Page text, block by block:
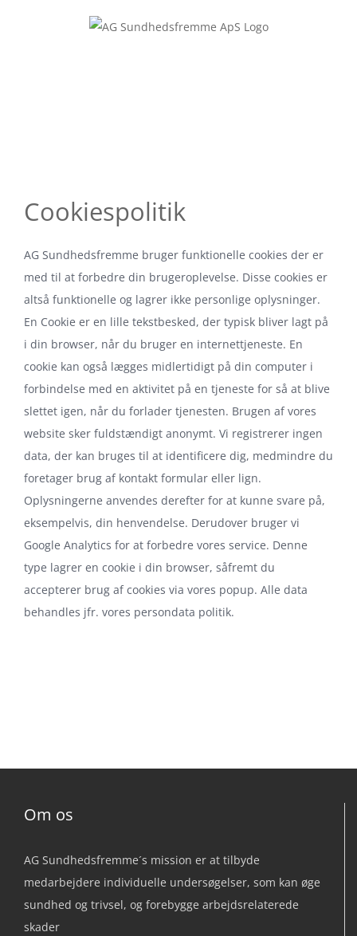
Cookiespolitik
AG Sundhedsfremme bruger funktionelle cookies der er
med til at forbedre din brugeroplevelse. Disse cookies er
altså funktionelle og lagrer ikke personlige oplysninger.
En Cookie er en lille tekstbesked, der typisk bliver lagt på
i din browser, når du bruger en internettjeneste. En
cookie kan også lægges midlertidigt på din computer i
forbindelse med en aktivitet på en tjeneste for så at blive
slettet igen, når du forlader tjenesten. Brugen af vores
website sker fuldstændigt anonymt. Vi registrerer ingen
data, der kan bruges til at identificere dig, medmindre du
foretager brug af kontakt formular eller lign.
Oplysningerne anvendes derefter for at kunne svare på,
eksempelvis, din henvendelse. Derudover bruger vi
Google Analytics for at forbedre vores service. Denne
type lagrer en cookie i din browser, såfremt du
accepterer brug af cookies via vores popup. Alle data
behandles jfr. vores persondata politik.
Om os
AG Sundhedsfremme´s mission er at tilbyde
medarbejdere individuelle undersøgelser, som kan øge
sundhed og trivsel, og forebygge arbejdsrelaterede
skader